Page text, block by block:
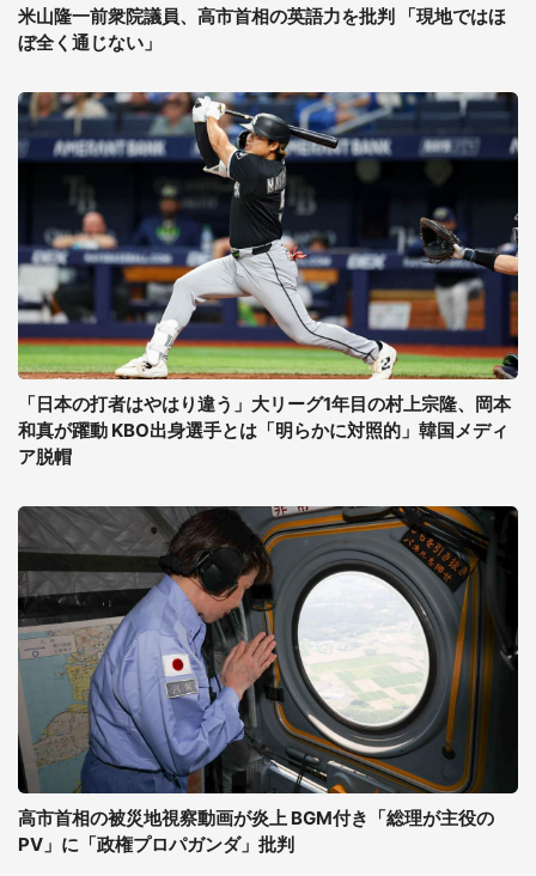
米山隆一前衆院議員、高市首相の英語力を批判 「現地ではほ
ぼ全く通じない」
「日本の打者はやはり違う」大リーグ1年目の村上宗隆、岡本
和真が躍動 KBO出身選手とは「明らかに対照的」韓国メディ
ア脱帽
高市首相の被災地視察動画が炎上 BGM付き「総理が主役の
PV」に「政権プロパガンダ」批判